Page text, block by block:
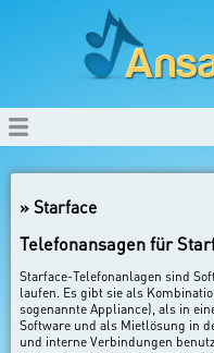
» Starface
Telefonansagen für
Starface-Telefonanlagen sind
laufen. Es gibt sie als
sogenannte Appliance), als in
Software und als Mietlösung in
und interne Verbindungen